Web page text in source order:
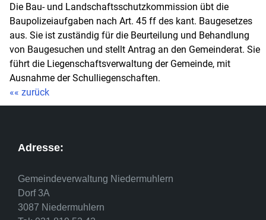
Die Bau- und Landschaftsschutzkommission übt die
Baupolizeiaufgaben nach Art. 45 ff des kant. Baugesetzes
aus. Sie ist zuständig für die Beurteilung und Behandlung
von Baugesuchen und stellt Antrag an den Gemeinderat. Sie
führt die Liegenschaftsverwaltung der Gemeinde, mit
Ausnahme der Schulliegenschaften.
«« zurück
Adresse:
Gemeindeverwaltung Niedermuhlern
Dorf 3A
3087 Niedermuhlern